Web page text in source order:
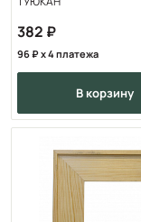
382
96 x 4 платежа
в корзину